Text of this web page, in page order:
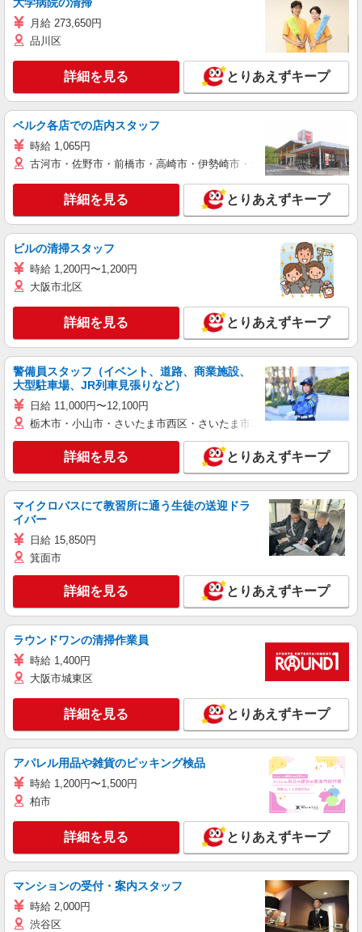
月給 273,650円
品川区
詳細を見る とりあえずキープ
ベルク各店での店内スタッフ
時給 1,065円
古河市・佐野市・前橋市・高崎市・伊勢崎市・太田市・館林市・藤
詳細を見る とりあえずキープ
ビルの清掃スタッフ
時給 1,200円〜1,200円
大阪市北区
詳細を見る とりあえずキープ
警備員スタッフ（イベント、道路、商業施設、
大型駐車場、JR列車見張りなど）
日給 11,000円〜12,100円
栃木市・小山市・さいたま市西区・さいたま市岩槻区・久喜市・蓮田
詳細を見る とりあえずキープ
マイクロバスにて教習所に通う生徒の送迎ドラ
イバー
日給 15,850円
箕面市
詳細を見る とりあえずキープ
ラウンドワンの清掃作業員
時給 1,400円
大阪市城東区
詳細を見る とりあえずキープ
アパレル用品や雑貨のピッキング検品
時給 1,200円〜1,500円
柏市
詳細を見る とりあえずキープ
マンションの受付・案内スタッフ
時給 2,000円
渋谷区